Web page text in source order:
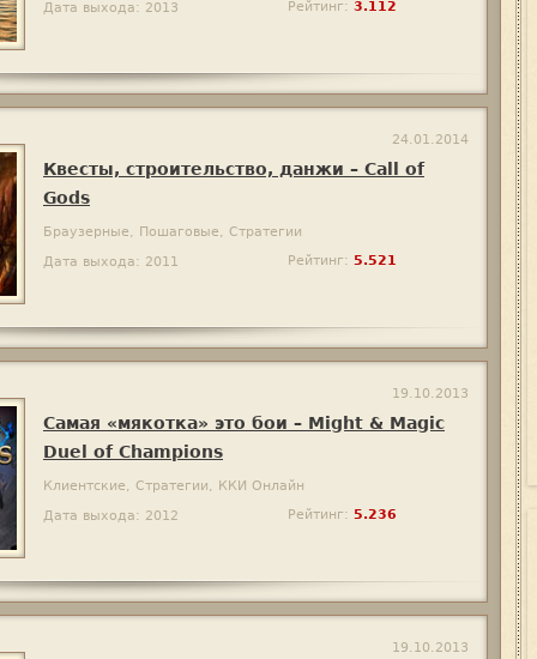
Дата выхода: 2013
Рейтинг: 3.112
24.01.2014
Квесты, строительство, данжи – Call of
Gods
Браузерные, Пошаговые, Стратегии
Дата выхода: 2011
Рейтинг: 5.521
19.10.2013
Самая «мякотка» это бои – Might & Magic
Duel of Champions
Клиентские, Стратегии, ККИ Онлайн
Дата выхода: 2012
Рейтинг: 5.236
19.10.2013